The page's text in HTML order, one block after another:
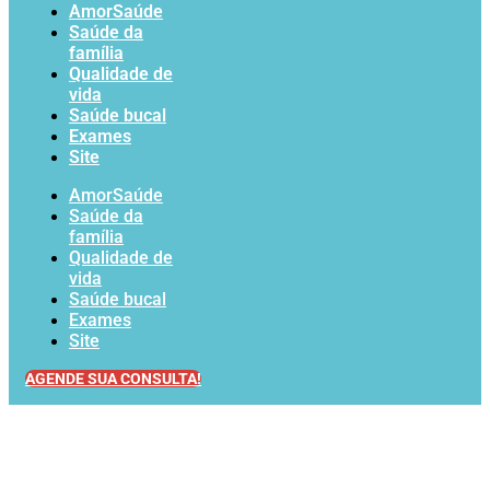
AmorSaúde
Saúde da
família
Qualidade de
vida
Saúde bucal
Exames
Site
AmorSaúde
Saúde da
família
Qualidade de
vida
Saúde bucal
Exames
Site
AGENDE SUA CONSULTA!